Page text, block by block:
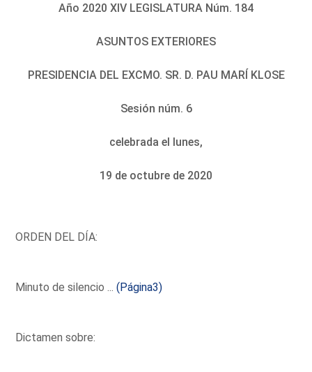
Año 2020 XIV LEGISLATURA Núm. 184
ASUNTOS EXTERIORES
PRESIDENCIA DEL EXCMO. SR. D. PAU MARÍ KLOSE
Sesión núm. 6
celebrada el lunes,
19 de octubre de 2020
ORDEN DEL DÍA:
Minuto de silencio ...(Página3)
Dictamen sobre: